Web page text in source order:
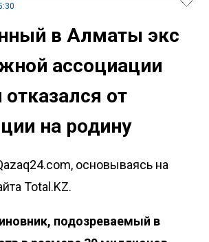
в Алматы экс
ассоциации
от
на родину
основываясь на
Total.KZ.
подозреваемый в